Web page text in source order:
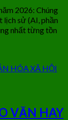
2026: Chúng
lịch sử (AI, phần
nhất từng tồn
HÓA XÃ HỘI
VĂN HAY